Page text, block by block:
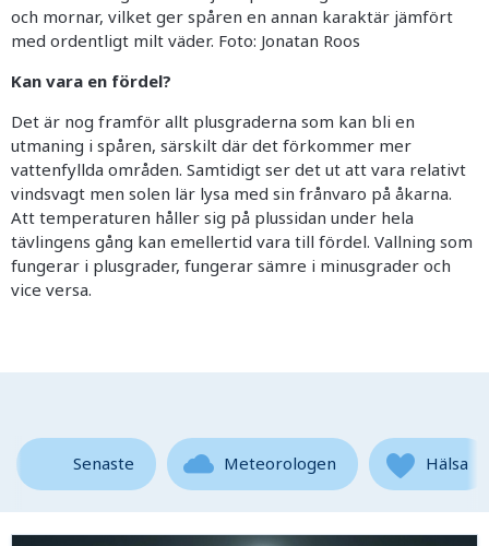
och mornar, vilket ger spåren en annan karaktär jämfört
med ordentligt milt väder. Foto: Jonatan Roos
Kan vara en fördel?
Det är nog framför allt plusgraderna som kan bli en
utmaning i spåren, särskilt där det förkommer mer
vattenfyllda områden. Samtidigt ser det ut att vara relativt
vindsvagt men solen lär lysa med sin frånvaro på åkarna.
Att temperaturen håller sig på plussidan under hela
tävlingens gång kan emellertid vara till fördel. Vallning som
fungerar i plusgrader, fungerar sämre i minusgrader och
vice versa.
Senaste Meteorologen Hälsa